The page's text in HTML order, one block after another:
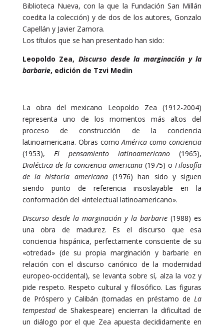
Biblioteca Nueva, con la que la Fundación San Millán
coedita la colección) y de dos de los autores, Gonzalo
Capellán y Javier Zamora.
Los títulos que se han presentado han sido:
Leopoldo Zea,Discurso desde la marginación y la
barbarie, edición de Tzvi Medin
La obra del mexicano Leopoldo Zea (1912-2004)
representa uno de los momentos más altos del
proceso de construcción de la conciencia
latinoamericana. Obras comoAmérica como conciencia
(1953), El pensamiento latinoamericano (1965),
Dialéctica de la conciencia americana (1975) oFilosofía
de la historia americana(1976) han sido y siguen
siendo punto de referencia insoslayable en la
conformación del «intelectual latinoamericano».
Discurso desde la marginación y la barbarie(1988) es
una obra de madurez. Es el discurso que esa
conciencia hispánica, perfectamente consciente de su
«otredad» (de su propia marginación y barbarie en
relación con el discurso canónico de la modernidad
europeo-occidental), se levanta sobre sí, alza la voz y
pide respeto. Respeto cultural y filosófico. Las figuras
de Próspero y Calibán (tomadas en préstamo deLa
tempestadde Shakespeare) encierran la dificultad de
un diálogo por el que Zea apuesta decididamente en